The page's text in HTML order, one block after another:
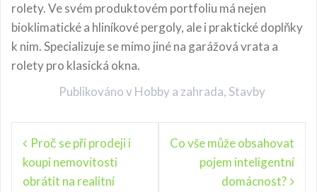
rolety. Ve svém produktovém portfoliu má nejen
bioklimatické a hliníkové pergoly, ale i praktické doplňky
k nim. Specializuje se mimo jiné na garážová vrata a
rolety pro klasická okna.
Publikováno vHobby a zahrada, Stavby
Proč se při prodeji i
koupi nemovitosti
obrátit na realitní
Co vše může obsahovat
pojem inteligentní
domácnost?